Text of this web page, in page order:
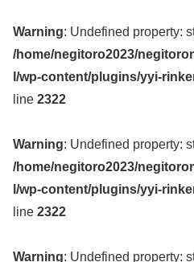
Warning: Undefined property:
/home/negitoro2023/
l/wp-content/plugins/yyi-
line 2322
Warning: Undefined property:
/home/negitoro2023/
l/wp-content/plugins/yyi-
line 2322
Warning: Undefined property: